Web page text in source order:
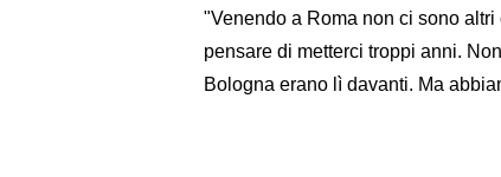
"Venendo a Roma non ci sono
pensare di metterci troppi anni.
Bologna erano lì davanti. Ma